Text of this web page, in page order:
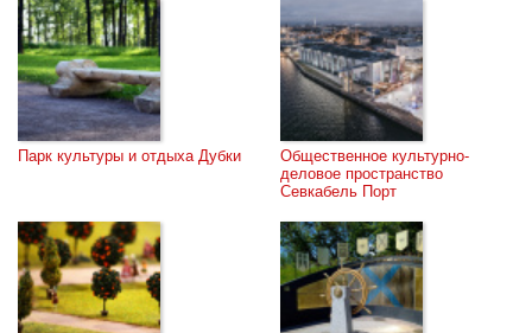
Парк культуры и отдыха Дубки
Общественное культурно-
деловое пространство
Севкабель Порт